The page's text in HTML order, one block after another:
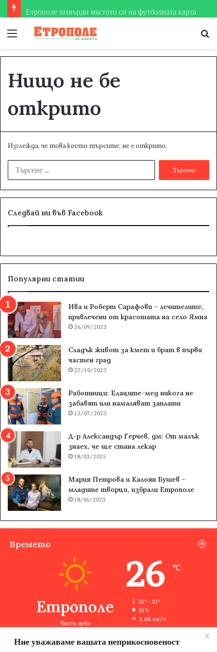
Ние уважаваме вашата неприкосновеност
Етрополе затвърди мястото си на футболната карта
Меню
Нищо не бе
открито
Изглежда, че това което търсите, не е открито.
е
:
Следвай ни във Facebook
Популярни статии
Ива и Роберт Сарафови – лечителите,
привлечени от красотата на село Ямна
26/09/2023
Сладък живот за кмет и брат в първи
частен град
27/10/2023
Работници: Елаците-мед никога не
забавят или намаляват заплати
13/07/2023
Д-р Александър Герчев, дм: От малък
знаех, че ще стана лекар
18/03/2025
Мария Петрова и Калоян Бушев –
младите творци, избрали Етрополе
18/06/2023
Времето
Етрополе
Чисто небе
26 ℃
31º - 21º
51%
2.68 км/ч